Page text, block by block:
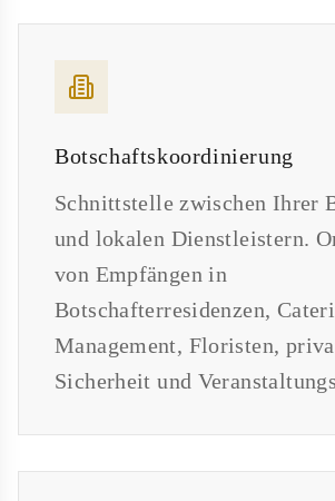
Botschaftskoordinierung
Schnittstelle zwischen Ihrer
und lokalen Dienstleistern.
von Empfängen in
Botschafterresidenzen,
Management, Floristen,
Sicherheit und